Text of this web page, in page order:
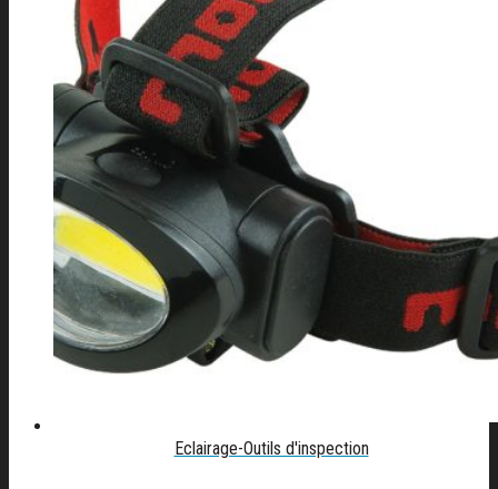
Eclairage-Outils d'inspection